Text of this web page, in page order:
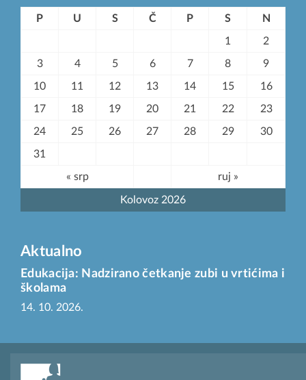
Kolovoz 2026
P U S Č P S N
1 2
3 4 5 6 7 8 9
10 11 12 13 14 15 16
17 18 19 20 21 22 23
24 25 26 27 28 29 30
31
« srp ruj »
Aktualno
Edukacija: Nadzirano četkanje zubi u vrtićima i
školama
14. 10. 2026.